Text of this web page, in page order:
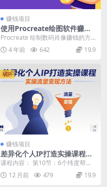
赚钱项目
使用Procreate绘图软件赚钱
的5种方法，轻松月入3700美
元，操作简单
Procreate 绘制数码肖像赚钱的方
法，出售卡通数码肖像服务赚钱的
方法，定制...
4 年前 642 19.9
VIP
赚钱项目
差异化个人IP打造实操课程，
实操流量变现方法
课程内容： 第10节：6个纬度帮你
打造让人印象深刻的账号 第11节：
主题人设要如...
12 月前 479 19.9